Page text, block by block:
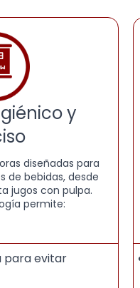
y
diseñadas para
de bebidas, desde
jugos con pulpa.
permite:
para evitar